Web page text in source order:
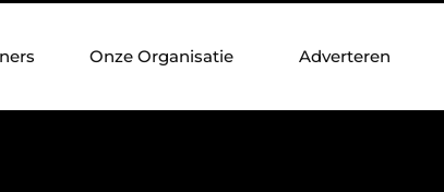
Onze Organisatie Adverteren